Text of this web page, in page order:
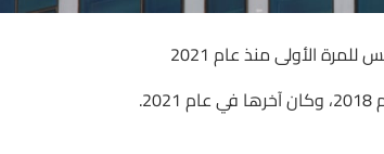
الأولى منذ عام 2021